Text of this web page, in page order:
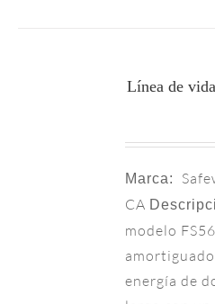
Línea de
Marca:
CA
modelo
energía de